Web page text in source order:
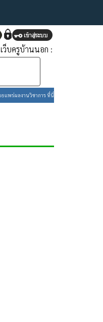
ว็บครูบ้านนอก :
ยแพร่ผลงานวิชาการ ที่นี่